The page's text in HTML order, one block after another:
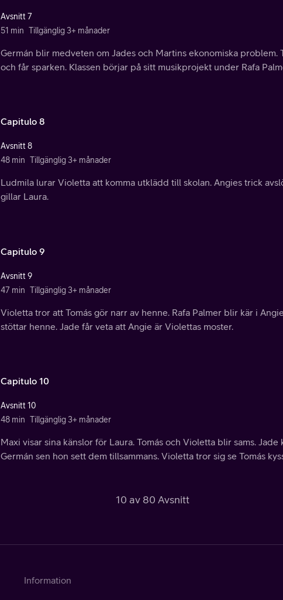
Avsnitt 7
51 min Tillgänglig 3+ månader
Germán blir medveten om Jades och Martins ekonomiska problem.
och får sparken. Klassen börjar på sitt musikprojekt under Rafa
Capitulo 8
Avsnitt 8
48 min Tillgänglig 3+ månader
Ludmila lurar Violetta att komma utklädd till skolan. Angies trick
gillar Laura.
Capitulo 9
Avsnitt 9
47 min Tillgänglig 3+ månader
Violetta tror att Tomás gör narr av henne. Rafa Palmer blir kär i
stöttar henne. Jade får veta att Angie är Violettas moster.
Capitulo 10
Avsnitt 10
48 min Tillgänglig 3+ månader
Maxi visar sina känslor för Laura. Tomás och Violetta blir sams.
Germán sen hon sett dem tillsammans. Violetta tror sig se Tomás
10 av 80 Avsnitt
Information